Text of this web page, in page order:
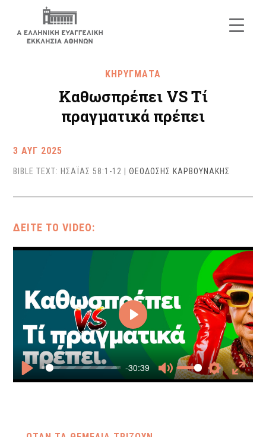
ΚΗΡΥΓΜΑΤΑ
Καθωσπρέπει VS Τί
πραγματικά πρέπει
3 ΑΥΓ 2025
BIBLE TEXT: ΗΣΑΪΑΣ 58:1-12 |ΘΕΟΔΟΣΗΣ ΚΑΡΒΟΥΝΑΚΗΣ
Play
-30:39
Mute
SettingsEnter
Play